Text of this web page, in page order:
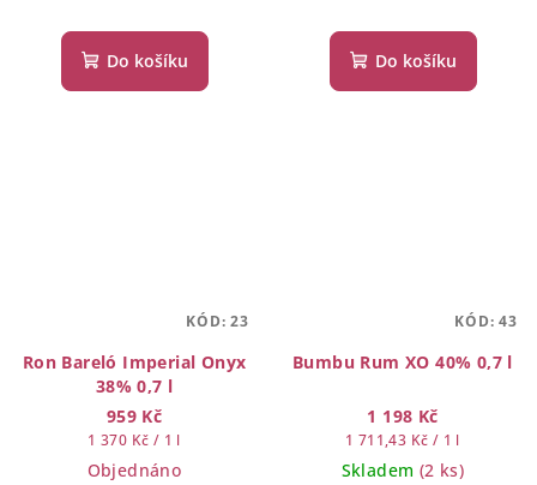
Do košíku Do košíku
Ron Bareló Imperial Onyx
38% 0,7 l
959 Kč
Měrná
cena:
1 370 Kč / 1 l
Objednáno
KÓD:23
Bumbu Rum XO 40% 0,7 l
1 198 Kč
Měrná
cena:
1 711,43 Kč / 1 l
Skladem (2 ks)
KÓD:43